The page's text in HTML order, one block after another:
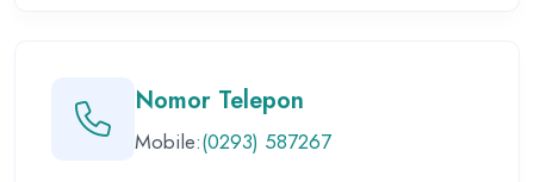
Nomor Telepon
Mobile:(0293) 587267